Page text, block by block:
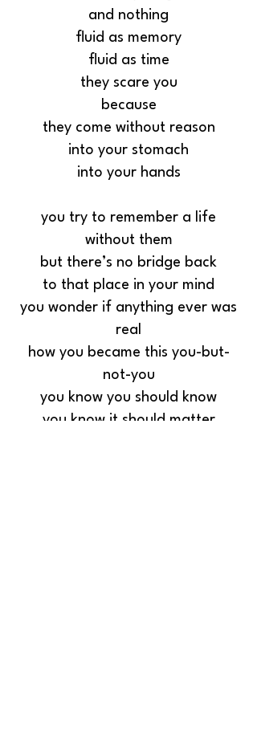
and nothing
fluid as memory
fluid as time
they scare you
because
they come without reason
into your stomach
into your hands
you try to remember a life
without them
but there’s no bridge back
to that place in your mind
you wonder if anything ever was
real
how you became this you-but-
not-you
you know you should know
you know it should matter